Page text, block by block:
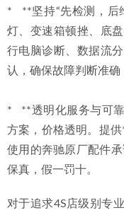
*   **坚持“先检测，后
灯、变速箱顿挫、底
行电脑诊断、数据流
认，确保故障判断准确
*   **透明化服务与可
方案，价格透明。提
使用的奔驰原厂配件
保真，假一罚十。
对于追求4S店级别专